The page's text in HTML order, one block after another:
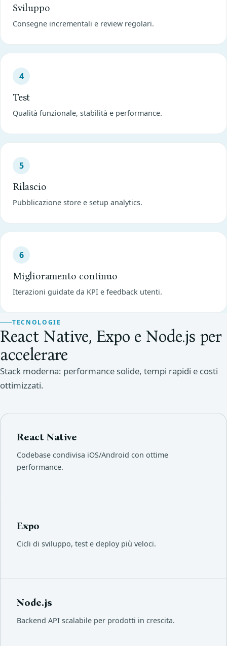
Sviluppo
Consegne incrementali e review regolari.
4
Test
Qualità funzionale, stabilità e performance.
5
Rilascio
Pubblicazione store e setup analytics.
6
Miglioramento continuo
Iterazioni guidate da KPI e feedback utenti.
TECNOLOGIE
React Native, Expo e Node.js per
accelerare
Stack moderna: performance solide, tempi rapidi e costi
ottimizzati.
React Native
Codebase condivisa iOS/Android con ottime
performance.
Expo
Cicli di sviluppo, test e deploy più veloci.
Node.js
Backend API scalabile per prodotti in crescita.